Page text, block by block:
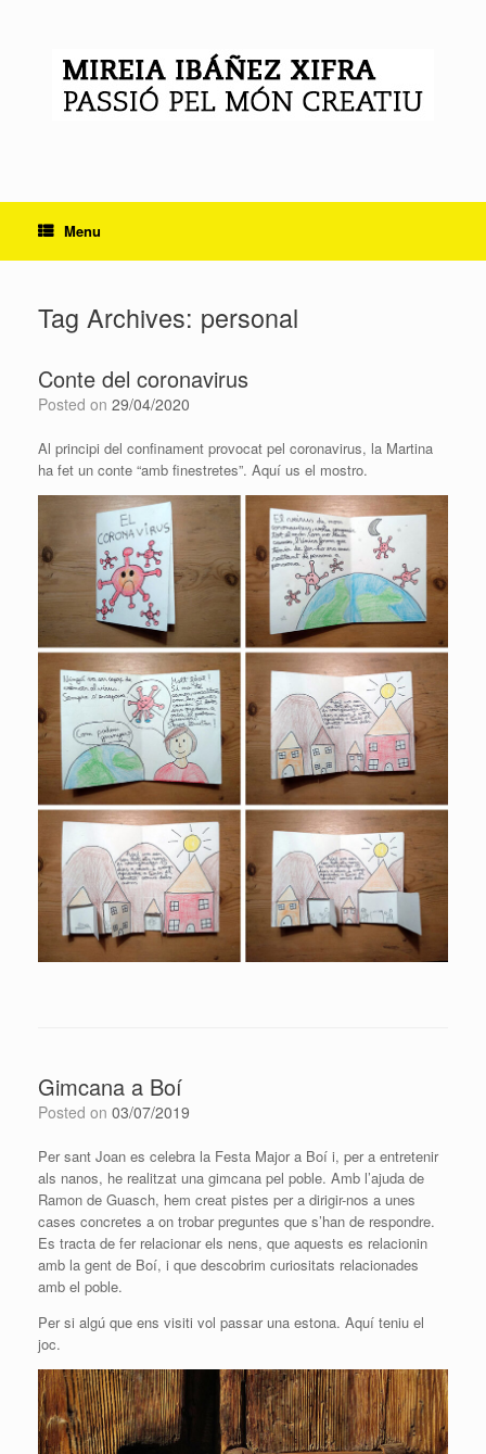
Menu
Tag Archives: personal
Conte del coronavirus
Posted on 29/04/2020
Al principi del confinament provocat pel coronavirus, la Martina
ha fet un conte “amb finestretes”. Aquí us el mostro.
Gimcana a Boí
Posted on 03/07/2019
Per sant Joan es celebra la Festa Major a Boí i, per a entretenir
als nanos, he realitzat una gimcana pel poble. Amb l’ajuda de
Ramon de Guasch, hem creat pistes per a dirigir-nos a unes
cases concretes a on trobar preguntes que s’han de respondre.
Es tracta de fer relacionar els nens, que aquests es relacionin
amb la gent de Boí, i que descobrim curiositats relacionades
amb el poble.
Per si algú que ens visiti vol passar una estona. Aquí teniu el
joc.